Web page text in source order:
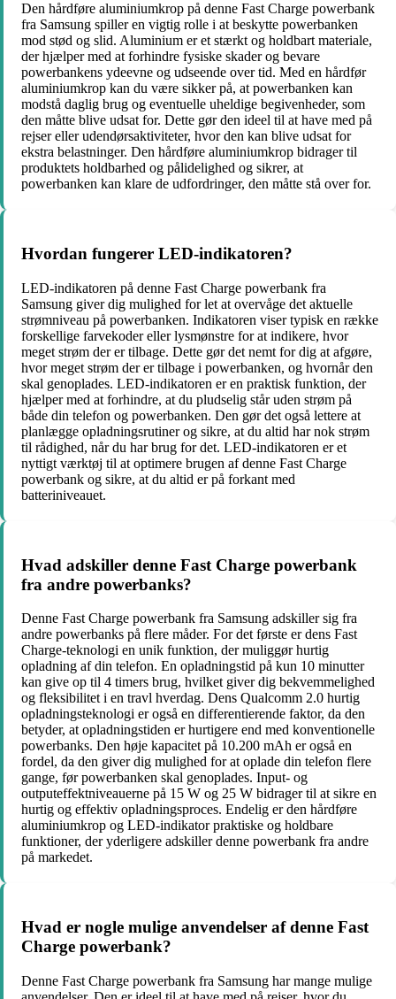
Den hårdføre aluminiumkrop på denne Fast Charge powerbank
fra Samsung spiller en vigtig rolle i at beskytte powerbanken
mod stød og slid. Aluminium er et stærkt og holdbart materiale,
der hjælper med at forhindre fysiske skader og bevare
powerbankens ydeevne og udseende over tid. Med en hårdfør
aluminiumkrop kan du være sikker på, at powerbanken kan
modstå daglig brug og eventuelle uheldige begivenheder, som
den måtte blive udsat for. Dette gør den ideel til at have med på
rejser eller udendørsaktiviteter, hvor den kan blive udsat for
ekstra belastninger. Den hårdføre aluminiumkrop bidrager til
produktets holdbarhed og pålidelighed og sikrer, at
powerbanken kan klare de udfordringer, den måtte stå over for.
Hvordan fungerer LED-indikatoren?
LED-indikatoren på denne Fast Charge powerbank fra
Samsung giver dig mulighed for let at overvåge det aktuelle
strømniveau på powerbanken. Indikatoren viser typisk en række
forskellige farvekoder eller lysmønstre for at indikere, hvor
meget strøm der er tilbage. Dette gør det nemt for dig at afgøre,
hvor meget strøm der er tilbage i powerbanken, og hvornår den
skal genoplades. LED-indikatoren er en praktisk funktion, der
hjælper med at forhindre, at du pludselig står uden strøm på
både din telefon og powerbanken. Den gør det også lettere at
planlægge opladningsrutiner og sikre, at du altid har nok strøm
til rådighed, når du har brug for det. LED-indikatoren er et
nyttigt værktøj til at optimere brugen af denne Fast Charge
powerbank og sikre, at du altid er på forkant med
batteriniveauet.
Hvad adskiller denne Fast Charge powerbank
fra andre powerbanks?
Denne Fast Charge powerbank fra Samsung adskiller sig fra
andre powerbanks på flere måder. For det første er dens Fast
Charge-teknologi en unik funktion, der muliggør hurtig
opladning af din telefon. En opladningstid på kun 10 minutter
kan give op til 4 timers brug, hvilket giver dig bekvemmelighed
og fleksibilitet i en travl hverdag. Dens Qualcomm 2.0 hurtig
opladningsteknologi er også en differentierende faktor, da den
betyder, at opladningstiden er hurtigere end med konventionelle
powerbanks. Den høje kapacitet på 10.200 mAh er også en
fordel, da den giver dig mulighed for at oplade din telefon flere
gange, før powerbanken skal genoplades. Input- og
outputeffektniveauerne på 15 W og 25 W bidrager til at sikre en
hurtig og effektiv opladningsproces. Endelig er den hårdføre
aluminiumkrop og LED-indikator praktiske og holdbare
funktioner, der yderligere adskiller denne powerbank fra andre
på markedet.
Hvad er nogle mulige anvendelser af denne Fast
Charge powerbank?
Denne Fast Charge powerbank fra Samsung har mange mulige